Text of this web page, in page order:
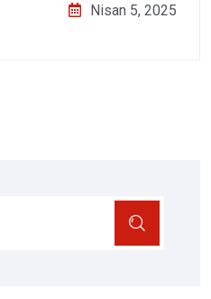
Nisan 5, 2025